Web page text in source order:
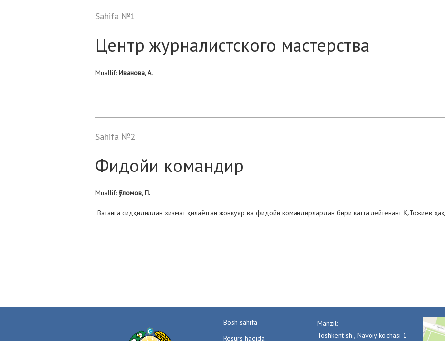
Sahifa №1
Центр журналистского мастерства
Muallif: Иванова, А.
Sahifa №2
Фидойи командир
Muallif: Ғуломов, П.
Ватанга сидқидилдан хизмат қилаётган жонкуяр ва фидойи командирлардан бири катта лейтенант Қ.Тожиев
Bosh sahifa
Resurs haqida
Manzil:
Toshkent sh., Navoiy ko'chasi 1